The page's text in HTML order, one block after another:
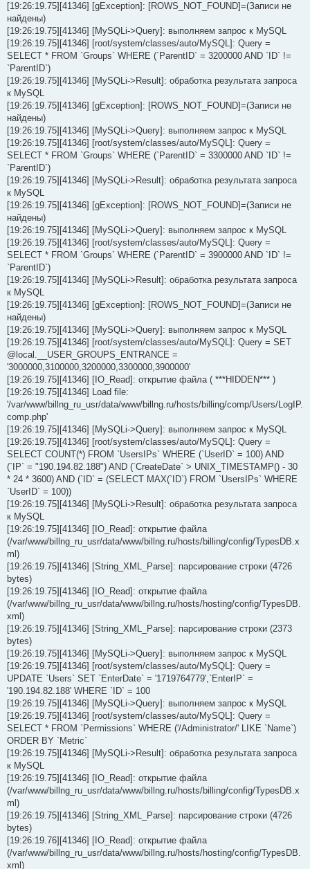
[19:26:19.75][41346] [gException]: [ROWS_NOT_FOUND]=(Записи не
найдены)
[19:26:19.75][41346] [MySQLi->Query]: выполняем запрос к MySQL
[19:26:19.75][41346] [root/system/classes/auto/MySQL]: Query =
SELECT * FROM `Groups` WHERE (`ParentID` = 3200000 AND `ID` !=
`ParentID`)
[19:26:19.75][41346] [MySQLi->Result]: обработка результата запроса
к MySQL
[19:26:19.75][41346] [gException]: [ROWS_NOT_FOUND]=(Записи не
найдены)
[19:26:19.75][41346] [MySQLi->Query]: выполняем запрос к MySQL
[19:26:19.75][41346] [root/system/classes/auto/MySQL]: Query =
SELECT * FROM `Groups` WHERE (`ParentID` = 3300000 AND `ID` !=
`ParentID`)
[19:26:19.75][41346] [MySQLi->Result]: обработка результата запроса
к MySQL
[19:26:19.75][41346] [gException]: [ROWS_NOT_FOUND]=(Записи не
найдены)
[19:26:19.75][41346] [MySQLi->Query]: выполняем запрос к MySQL
[19:26:19.75][41346] [root/system/classes/auto/MySQL]: Query =
SELECT * FROM `Groups` WHERE (`ParentID` = 3900000 AND `ID` !=
`ParentID`)
[19:26:19.75][41346] [MySQLi->Result]: обработка результата запроса
к MySQL
[19:26:19.75][41346] [gException]: [ROWS_NOT_FOUND]=(Записи не
найдены)
[19:26:19.75][41346] [MySQLi->Query]: выполняем запрос к MySQL
[19:26:19.75][41346] [root/system/classes/auto/MySQL]: Query = SET
@local.__USER_GROUPS_ENTRANCE =
'3000000,3100000,3200000,3300000,3900000'
[19:26:19.75][41346] [IO_Read]: открытие файла ( ***HIDDEN*** )
[19:26:19.75][41346] Load file:
'/var/www/billng_ru_usr/data/www/billng.ru/hosts/billing/comp/Users/LogIP.
comp.php'
[19:26:19.75][41346] [MySQLi->Query]: выполняем запрос к MySQL
[19:26:19.75][41346] [root/system/classes/auto/MySQL]: Query =
SELECT COUNT(*) FROM `UsersIPs` WHERE (`UserID` = 100) AND
(`IP` = "190.194.82.188") AND (`CreateDate` > UNIX_TIMESTAMP() - 30
* 24 * 3600) AND (`ID` = (SELECT MAX(`ID`) FROM `UsersIPs` WHERE
`UserID` = 100))
[19:26:19.75][41346] [MySQLi->Result]: обработка результата запроса
к MySQL
[19:26:19.75][41346] [IO_Read]: открытие файла
(/var/www/billng_ru_usr/data/www/billng.ru/hosts/billing/config/TypesDB.x
ml)
[19:26:19.75][41346] [String_XML_Parse]: парсирование строки (4726
bytes)
[19:26:19.75][41346] [IO_Read]: открытие файла
(/var/www/billng_ru_usr/data/www/billng.ru/hosts/hosting/config/TypesDB.
xml)
[19:26:19.75][41346] [String_XML_Parse]: парсирование строки (2373
bytes)
[19:26:19.75][41346] [MySQLi->Query]: выполняем запрос к MySQL
[19:26:19.75][41346] [root/system/classes/auto/MySQL]: Query =
UPDATE `Users` SET `EnterDate` = '1719764779',`EnterIP` =
'190.194.82.188' WHERE `ID` = 100
[19:26:19.75][41346] [MySQLi->Query]: выполняем запрос к MySQL
[19:26:19.75][41346] [root/system/classes/auto/MySQL]: Query =
SELECT * FROM `Permissions` WHERE ('/Administrator/' LIKE `Name`)
ORDER BY `Metric`
[19:26:19.75][41346] [MySQLi->Result]: обработка результата запроса
к MySQL
[19:26:19.75][41346] [IO_Read]: открытие файла
(/var/www/billng_ru_usr/data/www/billng.ru/hosts/billing/config/TypesDB.x
ml)
[19:26:19.75][41346] [String_XML_Parse]: парсирование строки (4726
bytes)
[19:26:19.76][41346] [IO_Read]: открытие файла
(/var/www/billng_ru_usr/data/www/billng.ru/hosts/hosting/config/TypesDB.
xml)